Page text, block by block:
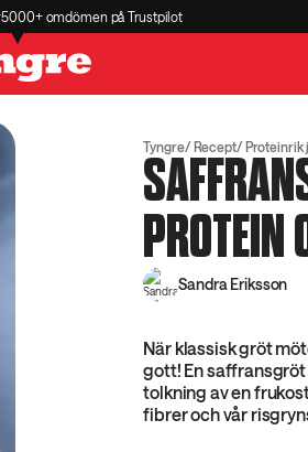
5000+ omdömen på Trustpilot
Tyngre Recept Proteinrik
PROTEIN
Sandra Eriksson
När klassisk gröt
gott! En
tolkning av en
fibrer och vår